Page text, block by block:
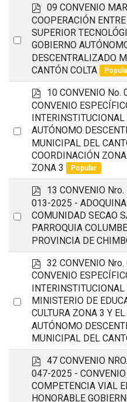
Select
p
d
f
09 CONVENIO
COOPERACIÓN
SUPERIOR
GOBIERNO
DESCENTRALIZADO
CANTÓN COLTA
Select
p
d
f
10 CONVENIO
CONVENIO
INTERINSTITUCIONAL
AUTÓNOMO
MUNICIPAL DEL
COORDINACIÓN
ZONA 3
Popular
Select
p
d
f
13 CONVENIO
013-2025 -
COMUNIDAD SECAO
PARROQUIA
PROVINCIA DE
Select
p
d
f
32 CONVENIO
CONVENIO
INTERINSTITUCIONAL
MINISTERIO DE
CULTURA ZONA 3 Y
AUTÓNOMO
MUNICIPAL DEL
p
d
f
47 CONVENIO
047-2025 - CONVENIO
COMPETENCIA VIAL
HONORABLE